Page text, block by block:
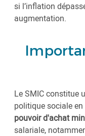
si l’inflation
augmentation.
Le SMIC constitue
politique sociale
pouvoir d'achat
salariale,